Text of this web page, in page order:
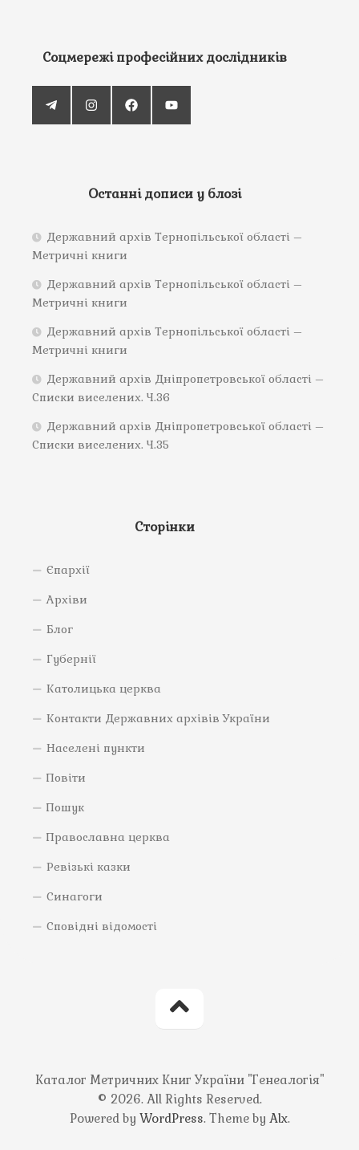
Соцмережі професійних дослідників
Останні дописи у блозі
Державний архів Тернопільської області –
Метричні книги
Державний архів Тернопільської області –
Метричні книги
Державний архів Тернопільської області –
Метричні книги
Державний архів Дніпропетровської області –
Списки виселених. Ч.36
Державний архів Дніпропетровської області –
Списки виселених. Ч.35
Сторінки
Єпархії
Архіви
Блог
Губернії
Католицька церква
Контакти Державних архівів України
Населені пункти
Повіти
Пошук
Православна церква
Ревізькі казки
Синагоги
Сповідні відомості
Каталог Метричних Книг України "Генеалогія"
© 2026. All Rights Reserved.
Powered by WordPress. Theme by Alx.